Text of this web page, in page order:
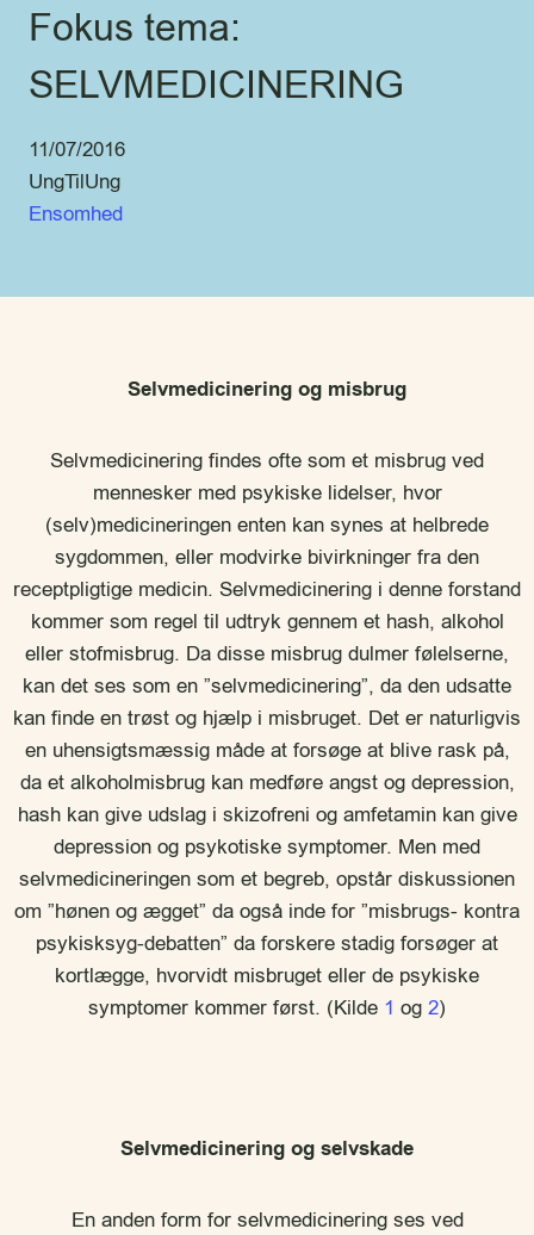
Fokus tema:
SELVMEDICINERING
11/07/2016
UngTilUng
Ensomhed
Selvmedicinering og misbrug
Selvmedicinering findes ofte som et misbrug ved
mennesker med psykiske lidelser, hvor
(selv)medicineringen enten kan synes at helbrede
sygdommen, eller modvirke bivirkninger fra den
receptpligtige medicin. Selvmedicinering i denne forstand
kommer som regel til udtryk gennem et hash, alkohol
eller stofmisbrug. Da disse misbrug dulmer følelserne,
kan det ses som en ”selvmedicinering”, da den udsatte
kan finde en trøst og hjælp i misbruget. Det er naturligvis
en uhensigtsmæssig måde at forsøge at blive rask på,
da et alkoholmisbrug kan medføre angst og depression,
hash kan give udslag i skizofreni og amfetamin kan give
depression og psykotiske symptomer. Men med
selvmedicineringen som et begreb, opstår diskussionen
om ”hønen og ægget” da også inde for ”misbrugs- kontra
psykisksyg-debatten” da forskere stadig forsøger at
kortlægge, hvorvidt misbruget eller de psykiske
symptomer kommer først. (Kilde 1 og 2)
Selvmedicinering og selvskade
En anden form for selvmedicinering ses ved